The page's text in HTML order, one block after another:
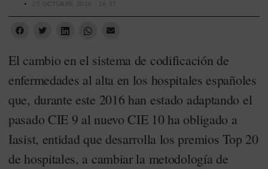
27 OCTUBRE 2016 - 19:37
El cambio en el sistema de codificación de
enfermedades al alta en los hospitales españoles
que, durante este 2016 han estado adaptando el
pasado CIE 9 al nuevo CIE 10 ha obligado a
Iasist, entidad que desarrolla los premios Top 20
de hospitales, a cambiar la metodología de